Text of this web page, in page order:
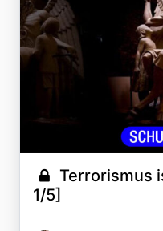
Terrorismus
1/5]